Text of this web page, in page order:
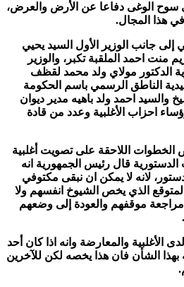
سوح الوغى دفاعا عن الأرض والعرض،
هذا المجال.
جانب الوزير الأول السيد يحيي
منت احمد الملقبة تكبر، والوزير
الدكتور مولاي ولد محمد لقظف
الناطق الرسمي باسم الحكومة
والسيد احمد ولد باهيه مدير ديوان
احزاب الأغلبية وعدد من قادة
اللاحقة على تصويت أغلبية
قال رئيس الجمهورية انه
المادة 38 من الدستور، لانه لا يمكن ان نبقى مكتوفي
الذي يخص الشيوخ انفسهم ولا
مراجعة موقفهم والعودة إلى وضعهم
الأغلبية والمعارضة وانه اذا كان أحد
بهذا الشأن فان هذا يخصه لكن للآخرين